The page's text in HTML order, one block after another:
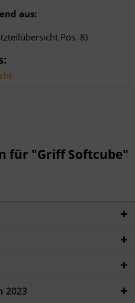
aus:
Pos. 8)
für "Griff Softcube"
2023